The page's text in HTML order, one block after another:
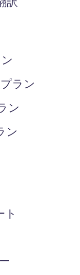
ラン
ン
ン
ト